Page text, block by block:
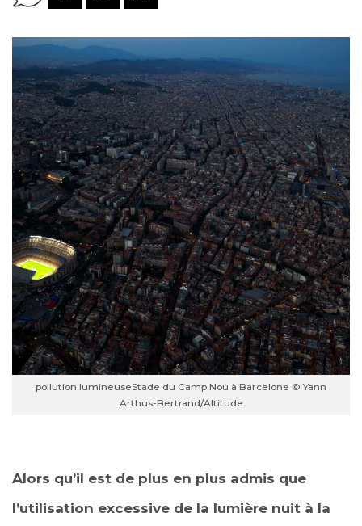
pollution lumineuseStade du Camp Nou à Barcelone © Yann
Arthus-Bertrand/Altitude
Alors qu’il est de plus en plus admis que
l’utilisation excessive de la lumière nuit à la